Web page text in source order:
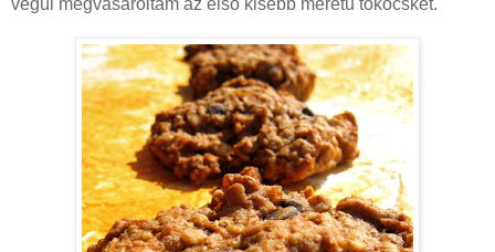
végül megvásároltam az első kisebb méretű tököcskét.